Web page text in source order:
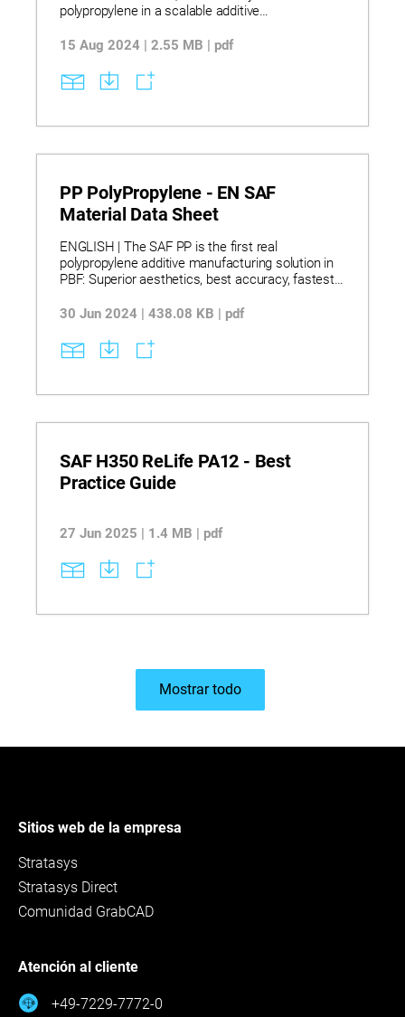
polypropylene in a scalable additive
parts. Learn more about: PP H350 Validation Build
Modulus | Validation Tracking of Z UTS and Z
Standard Deviation | Physical Properties.
15 Aug 2024 | 2.55 MB | pdf
PP PolyPropylene - EN SAF
Material Data Sheet
ENGLISH | The SAF PP is the first real
polypropylene additive manufacturing solution in
PBF: Superior aesthetics, best accuracy, fastest,
airtight applications.
30 Jun 2024 | 438.08 KB | pdf
SAF H350 ReLife PA12 - Best
Practice Guide
27 Jun 2025 | 1.4 MB | pdf
Mostrar todo
Sitios web de la empresa
Stratasys
Stratasys Direct
Comunidad GrabCAD
Atención al cliente
+49-7229-7772-0